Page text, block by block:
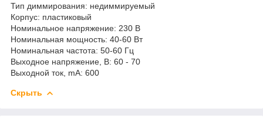
Тип диммирования: недиммируемый
Корпус: пластиковый
Номинальное напряжение: 230 В
Номинальная мощность: 40-60 Вт
Номинальная частота: 50-60 Гц
Выходное напряжение, В: 60 - 70
Выходной ток, mA: 600
Скрыть